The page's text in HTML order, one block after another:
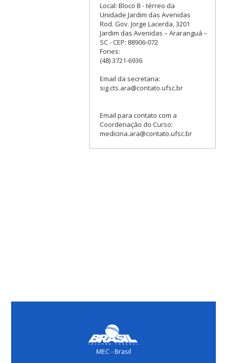
Local: Bloco B - térreo da
Unidade Jardim das Avenidas
Rod. Gov. Jorge Lacerda, 3201
Jardim das Avenidas – Araranguá –
SC - CEP: 88906-072
Fones:
(48) 3721-6936
Email da secretaria:
sig.cts.ara@contato.ufsc.br
Email para contato com a
Coordenação do Curso:
medicina.ara@contato.ufsc.br
MEC - Brasil